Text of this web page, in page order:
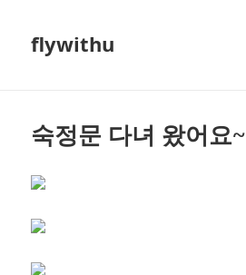
flywithu
숙정문 다녀 왔어요~